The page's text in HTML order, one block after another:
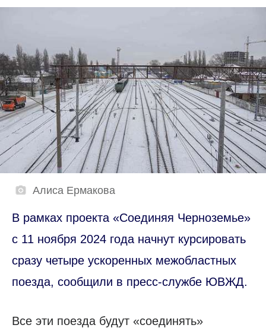
Алиса Ермакова
В рамках проекта «Соединяя Черноземье»
с 11 ноября 2024 года начнут курсировать
сразу четыре ускоренных межобластных
поезда, сообщили в пресс-службе ЮВЖД.
Все эти поезда будут «соединять»